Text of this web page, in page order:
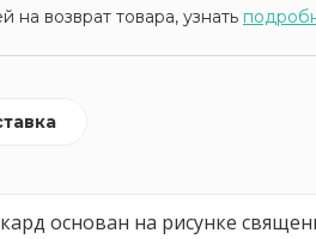
на возврат товара, узнать
основан на рисунке